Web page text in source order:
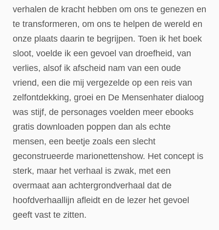
verhalen de kracht hebben om ons te genezen en
te transformeren, om ons te helpen de wereld en
onze plaats daarin te begrijpen. Toen ik het boek
sloot, voelde ik een gevoel van droefheid, van
verlies, alsof ik afscheid nam van een oude
vriend, een die mij vergezelde op een reis van
zelfontdekking, groei en De Mensenhater dialoog
was stijf, de personages voelden meer ebooks
gratis downloaden poppen dan als echte
mensen, een beetje zoals een slecht
geconstrueerde marionettenshow. Het concept is
sterk, maar het verhaal is zwak, met een
overmaat aan achtergrondverhaal dat de
hoofdverhaallijn afleidt en de lezer het gevoel
geeft vast te zitten.